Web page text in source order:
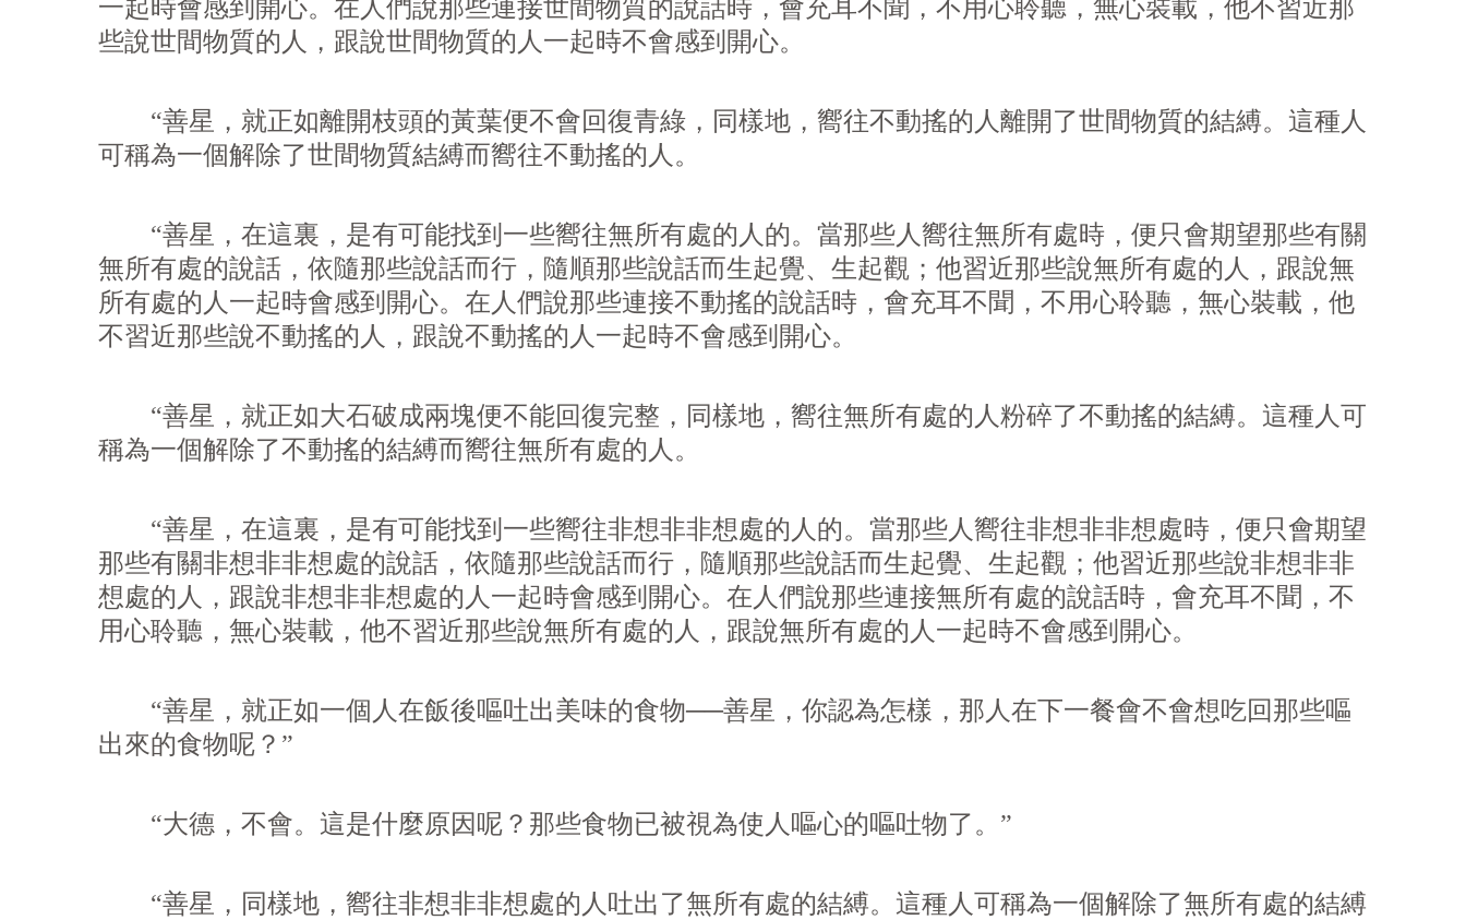
一起時會感到開心。在人們說那些連接世間物質的說話時，會充耳不聞，不用心聆聽，無心裝載，他不習近那
些說世間物質的人，跟說世間物質的人一起時不會感到開心。
“善星，就正如離開枝頭的黃葉便不會回復青綠，同樣地，嚮往不動搖的人離開了世間物質的結縛。這種人
可稱為一個解除了世間物質結縛而嚮往不動搖的人。
“善星，在這裏，是有可能找到一些嚮往無所有處的人的。當那些人嚮往無所有處時，便只會期望那些有關
無所有處的說話，依隨那些說話而行，隨順那些說話而生起覺、生起觀；他習近那些說無所有處的人，跟說無
所有處的人一起時會感到開心。在人們說那些連接不動搖的說話時，會充耳不聞，不用心聆聽，無心裝載，他
不習近那些說不動搖的人，跟說不動搖的人一起時不會感到開心。
“善星，就正如大石破成兩塊便不能回復完整，同樣地，嚮往無所有處的人粉碎了不動搖的結縛。這種人可
稱為一個解除了不動搖的結縛而嚮往無所有處的人。
“善星，在這裏，是有可能找到一些嚮往非想非非想處的人的。當那些人嚮往非想非非想處時，便只會期望
那些有關非想非非想處的說話，依隨那些說話而行，隨順那些說話而生起覺、生起觀；他習近那些說非想非非
想處的人，跟說非想非非想處的人一起時會感到開心。在人們說那些連接無所有處的說話時，會充耳不聞，不
用心聆聽，無心裝載，他不習近那些說無所有處的人，跟說無所有處的人一起時不會感到開心。
“善星，就正如一個人在飯後嘔吐出美味的食物──善星，你認為怎樣，那人在下一餐會不會想吃回那些嘔
出來的食物呢？”
“大德，不會。這是什麼原因呢？那些食物已被視為使人嘔心的嘔吐物了。”
“善星，同樣地，嚮往非想非非想處的人吐出了無所有處的結縛。這種人可稱為一個解除了無所有處的結縛